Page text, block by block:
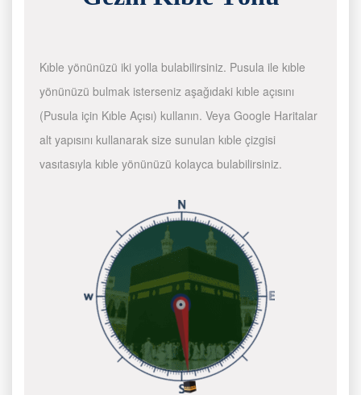
Kıble yönünüzü iki yolla bulabilirsiniz. Pusula ile kıble
yönünüzü bulmak isterseniz aşağıdaki kıble açısını
(Pusula için Kıble Açısı) kullanın. Veya Google Haritalar
alt yapısını kullanarak size sunulan kıble çizgisi
vasıtasıyla kıble yönünüzü kolayca bulabilirsiniz.